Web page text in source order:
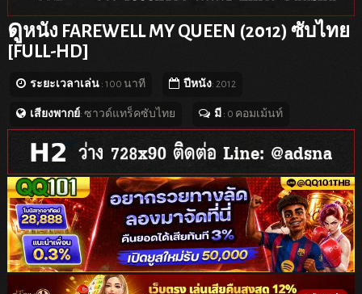
ดูหนัง FAREWELL MY QUEEN (2012) ซับไทย
[FULL-HD]
ระยะเวลาเล่น: 100 นาที ปีหนัง: 2012
เสียงพากย์: ซาวด์แทร็คซับไทย มี : 0 คอมเม้นท์